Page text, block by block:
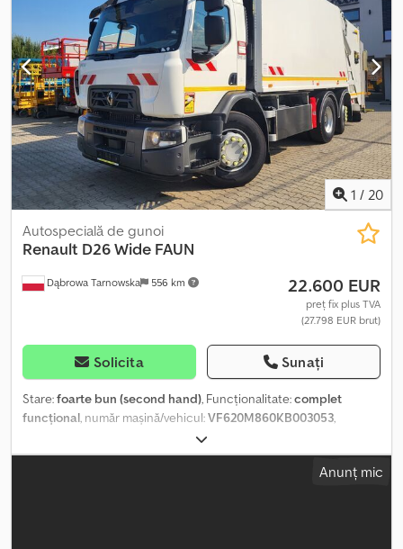
1 / 20
Dąbrowa Tarnowska 556 km
Autospecială de gunoi
Renault D26 Wide FAUN
22.600 EUR
preț fix plus TVA
(27.798 EUR brut)
Solicita Sunați
Stare:foarte bun (second hand), Funcționalitate:complet
funcțional, număr mașină/vehicul:VF620M860KB003053,
, prima înmatriculare:
combustibil:motorină, greutatea goală:14.230 kg, greutate totală:
, configurație ax:6x2
Anunț mic